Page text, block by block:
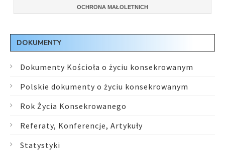
OCHRONA MAŁOLETNICH
DOKUMENTY
Dokumenty Kościoła o życiu konsekrowanym
Polskie dokumenty o życiu konsekrowanym
Rok Życia Konsekrowanego
Referaty, Konferencje, Artykuły
Statystyki